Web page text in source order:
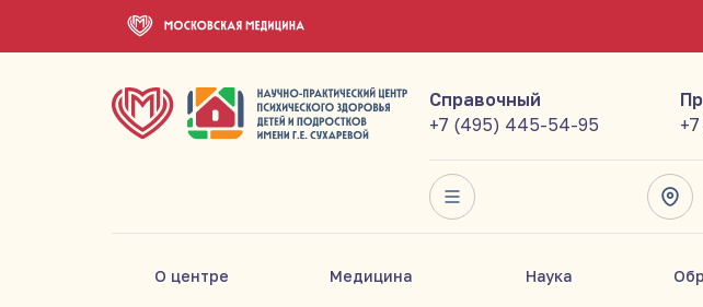
Справочный
+7 (495) 445-54-95
О центре Медицина Наука